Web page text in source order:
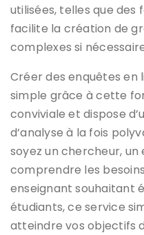
utilisées, telles que des
facilite la création de
complexes si
Créer des enquêtes en
simple grâce à cette
conviviale et dispose
d’analyse à la fois
soyez un chercheur,
comprendre les
enseignant souhaitant
étudiants, ce service
atteindre vos objectifs